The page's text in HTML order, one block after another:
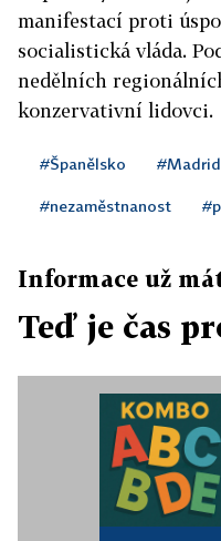
manifestací proti
socialistická vláda.
nedělních
konzervativní lidovci.
#Španělsko #Madrid
#nezaměstnanost
Informace už
Teď je čas